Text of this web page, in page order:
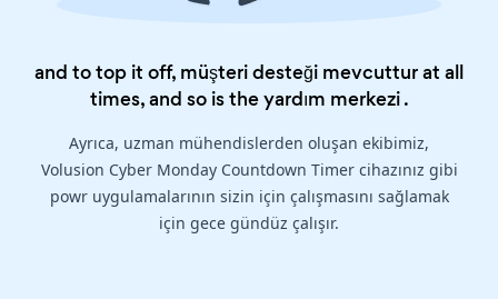
and to top it off, müşteri desteği mevcuttur at all
times, and so is theyardım merkezi.
Ayrıca, uzman mühendislerden oluşan ekibimiz,
Volusion Cyber Monday Countdown Timer cihazınız gibi
powr uygulamalarının sizin için çalışmasını sağlamak
için gece gündüz çalışır.